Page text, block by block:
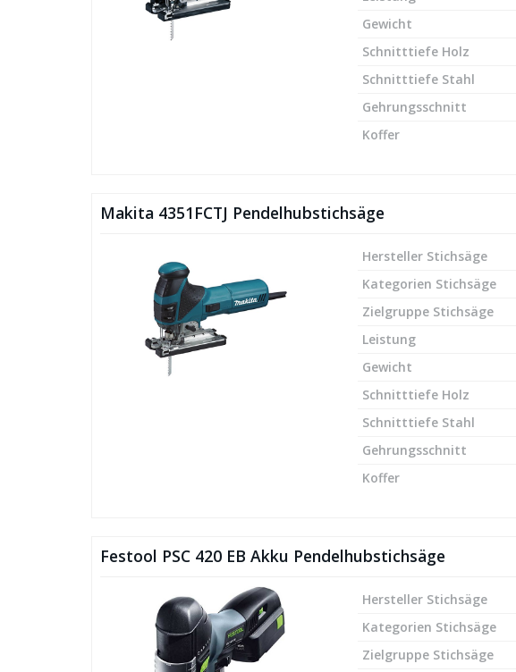
Gewicht
Schnitttiefe Holz
Schnitttiefe Stahl
Gehrungsschnitt
Koffer
Makita 4351FCTJ Pendelhubstichsäge
Hersteller Stichsäge
Kategorien Stichsäge
Zielgruppe Stichsäge
Leistung
Gewicht
Schnitttiefe Holz
Schnitttiefe Stahl
Gehrungsschnitt
Koffer
Festool PSC 420 EB Akku Pendelhubstichsäge
Hersteller Stichsäge
Kategorien Stichsäge
Zielgruppe Stichsäge